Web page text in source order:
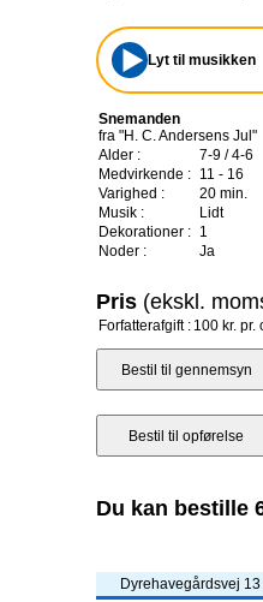
Lyt til musikken
Snemanden
fra "H. C. Andersens Jul"
Alder :
7-9 / 4-6
Medvirkende : 11 - 16
Varighed :
20 min.
Musik :
Lidt
Dekorationer : 1
Noder :
Ja
Pris (ekskl.
Forfatterafgift : 100 kr. pr.
Du kan bestille
Dyrehavegårdsvej